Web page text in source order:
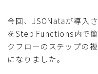
今回、JSONataが導入
をStep Functions内で
クフローのステップの
になりました。